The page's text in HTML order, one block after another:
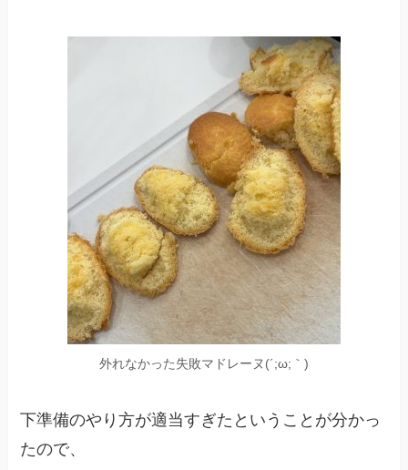
外れなかった失敗マドレーヌ(´;ω;｀)
下準備のやり方が適当すぎたということが分かっ
たので、